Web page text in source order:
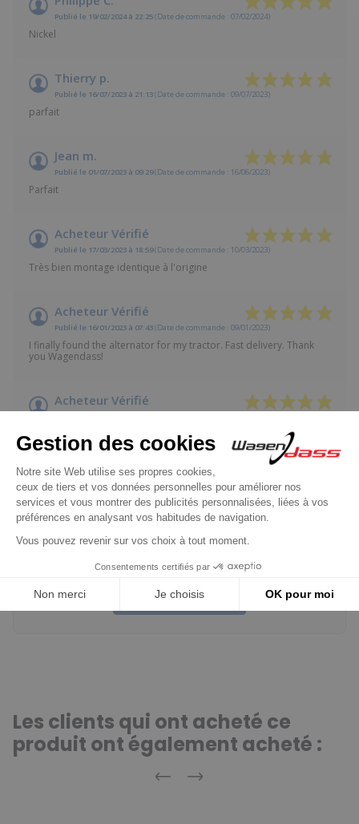
Publié le 19/02/2024 à 22:25(Date de commande : 07/02/2024)
Nickel
Thierry p.
Publié le 16/07/2023 à 21:13(Date de commande : 09/07/2023)
parfait
Jean m.
Publié le 01/07/2023 à 09:29(Date de commande : 16/06/2023)
Parfait
Acheteur Vérifié
Publié le 17/03/2023 à 18:59(Date de commande : 10/03/2023)
Très bien montage identique à l'origine
Acheteur Vérifié
Publié le 16/01/2023 à 07:43(Date de commande : 09/01/2023)
I finally found the alternator for my tractor. Fast delivery. Thank
you Wagendass!
Acheteur Vérifié
10/10 Très bien, conforme à mes attentes, je recommande
Acheteur Vérifié
Publié le 16/11/2021 à 11:40 (Date de commande : 01/11/2021)
Le prix est vraiment compétitif, la livraison plus rapide
qu'annoncée, le produit semble être de bonne qualité. Un seuil
petit souci, les pattes de support de alternateur que j'ai reçu n'ont
pas le même écartement que le produit d'origine. Il m'a donc fallu
Les clients qui ont acheté ce
produit ont également acheté :
Précédent
Suivant